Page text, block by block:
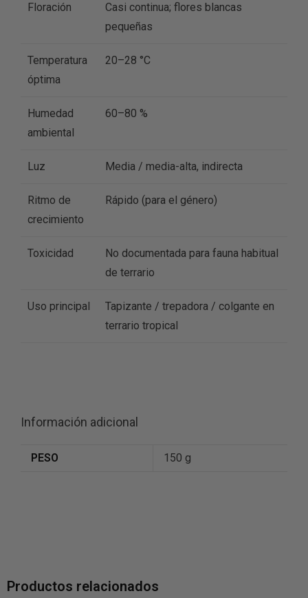
Floración
Casi continua; flores blancas
pequeñas
Temperatura
óptima
20–28 °C
Humedad
ambiental
60–80 %
Luz Media / media-alta, indirecta
Ritmo de
crecimiento
Rápido (para el género)
Toxicidad
No documentada para fauna habitual
de terrario
Uso principal
Tapizante / trepadora / colgante en
terrario tropical
Información adicional
PESO 150 g
Productos relacionados